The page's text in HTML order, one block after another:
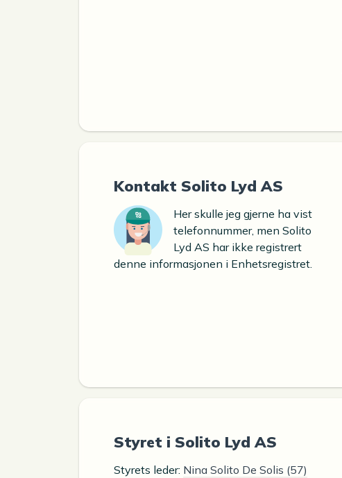
Kontakt Solito Lyd AS
Her skulle jeg gjerne ha vist
telefonnummer, men Solito
Lyd AS har ikke registrert
denne informasjonen i Enhetsregistret.
Styret i Solito Lyd AS
Styrets leder: Nina Solito De Solis (57)